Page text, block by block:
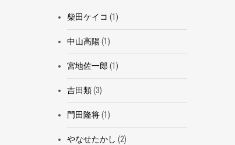
柴田ケイコ (1)
中山高陽(1)
宮地佐一郎 (1)
吉田類(3)
門田隆将(1)
やなせたかし (2)